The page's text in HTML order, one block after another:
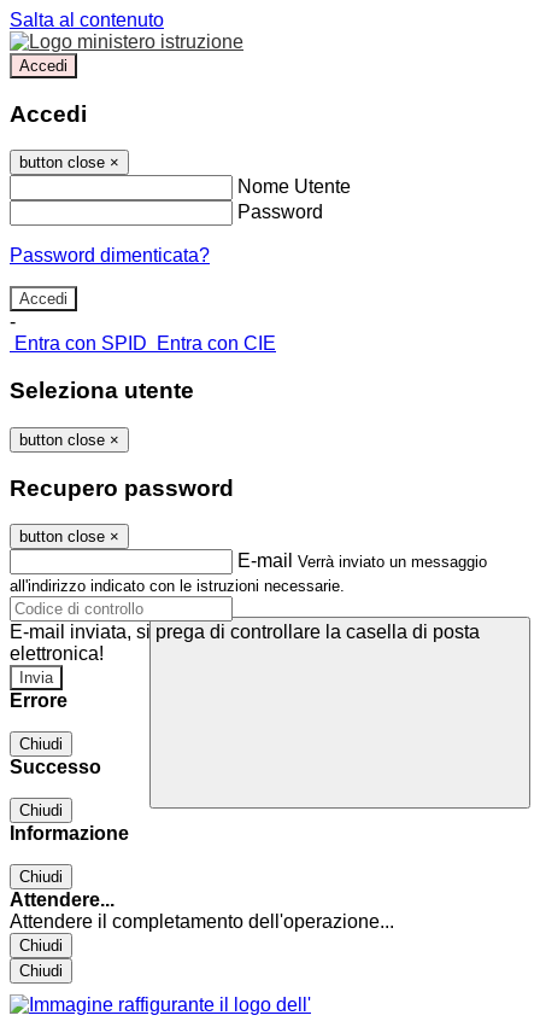
Salta al contenuto
Accedi
Accedi
button close ×
Nome Utente
Password
Password dimenticata?
-
Entra con SPID
Entra con CIE
Seleziona utente
button close ×
Recupero password
button close ×
E-mail Verrà inviato un messaggio
all'indirizzo indicato con le istruzioni necessarie.
E-mail inviata, si prega di controllare la casella di posta
elettronica!
Errore
Chiudi
Successo
Chiudi
Informazione
Chiudi
Attendere...
Attendere il completamento dell'operazione...
Chiudi
Chiudi